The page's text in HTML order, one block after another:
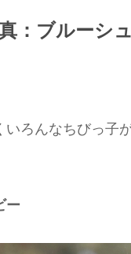
：ブルーシ
ろんなちびっ子
ー